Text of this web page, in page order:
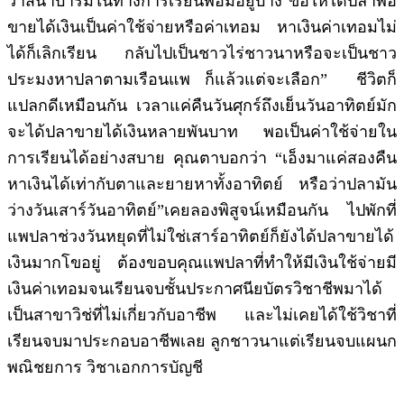
ขายได้เงินเป็นค่าใช้จ่ายหรือค่าเทอม หาเงินค่าเทอมไม่
ได้ก็เลิกเรียน กลับไปเป็นชาวไร่ชาวนาหรือจะเป็นชาว
ประมงหาปลาตามเรือนแพ ก็แล้วแต่จะเลือก” ชีวิตก็
แปลกดีเหมือนกัน เวลาแค่คืนวันศุกร์ถึงเย็นวันอาทิตย์มัก
จะได้ปลาขายได้เงินหลายพันบาท พอเป็นค่าใช้จ่ายใน
การเรียนได้อย่างสบาย คุณตาบอกว่า “เอ็งมาแค่สองคืน
หาเงินได้เท่ากับตาและยายหาทั้งอาทิตย์ หรือว่าปลามัน
ว่างวันเสาร์วันอาทิตย์”เคยลองพิสูจน์เหมือนกัน ไปพักที่
แพปลาช่วงวันหยุดที่ไม่ใช่เสาร์อาทิตย์ก็ยังได้ปลาขายได้
เงินมากโขอยู่ ต้องขอบคุณแพปลาที่ทำให้มีเงินใช้จ่ายมี
เงินค่าเทอมจนเรียนจบชั้นประกาศนียบัตรวิชาชีพมาได้
เป็นสาขาวิช่ที่ไม่เกี่ยวกับอาชีพ และไม่เคยได้ใช้วิชาที่
เรียนจบมาประกอบอาชีพเลย ลูกชาวนาแต่เรียนจบแผนก
พณิชยการ วิชาเอกการบัญชี